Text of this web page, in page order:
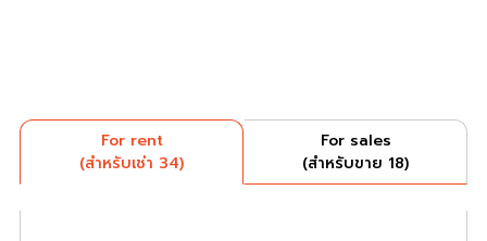
For rent
(สำหรับเช่า 34)
For sales
(สำหรับขาย 18)